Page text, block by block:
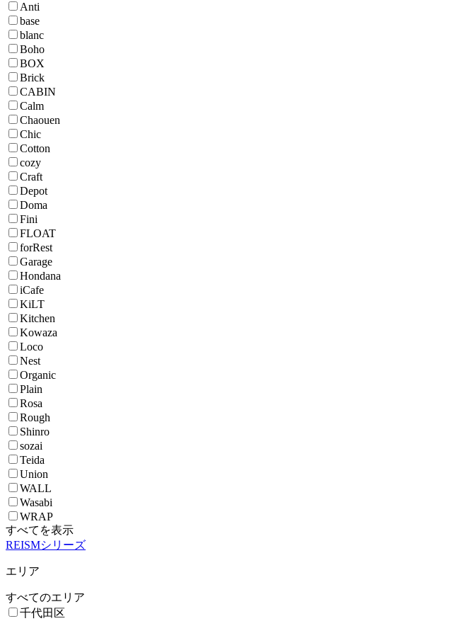
Anti
base
blanc
Boho
BOX
Brick
CABIN
Calm
Chaouen
Chic
Cotton
cozy
Craft
Depot
Doma
Fini
FLOAT
forRest
Garage
Hondana
iCafe
KiLT
Kitchen
Kowaza
Loco
Nest
Organic
Plain
Rosa
Rough
Shinro
sozai
Teida
Union
WALL
Wasabi
WRAP
すべてを表示
REISMシリーズ
エリア
すべてのエリア
千代田区